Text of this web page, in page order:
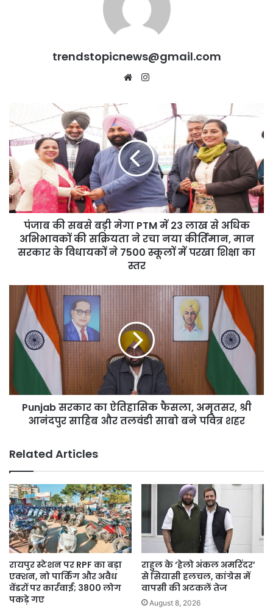
trendstopicnews@gmail.com
Website
की
बड़ी
मेगा
PTM
में
23
लाख
अधिक
अभिभावकों
ने
कीर्तिमान,
मान
सरकार
के
7500
शिक्षा
पंजाब की सबसे बड़ी मेगा PTM में 23 लाख से अधिक
अभिभावकों की सक्रियता ने रचा नया कीर्तिमान, मान
सरकार के विधायकों ने 7500 स्कूलों में परखा शिक्षा का
स्तर
Punjab
सरकार
ऐतिहासिक
फैसला,
अमृतसर,
साहिब
पवित्र
शहर
Punjab सरकार का ऐतिहासिक फैसला, अमृतसर, श्री
आनंदपुर साहिब और तलवंडी साबो बने पवित्र शहर
Related Articles
रायपुर स्टेशन पर RPF का बड़ा
एक्शन, नो पार्किंग और अवैध
वेंडरों पर कार्रवाई; 3800 लोग
पकड़े गए
राहुल के ‘हेलो अंकल अमरिंदर’
से सियासी हलचल, कांग्रेस में
वापसी की अटकलें तेज
August 8, 2026